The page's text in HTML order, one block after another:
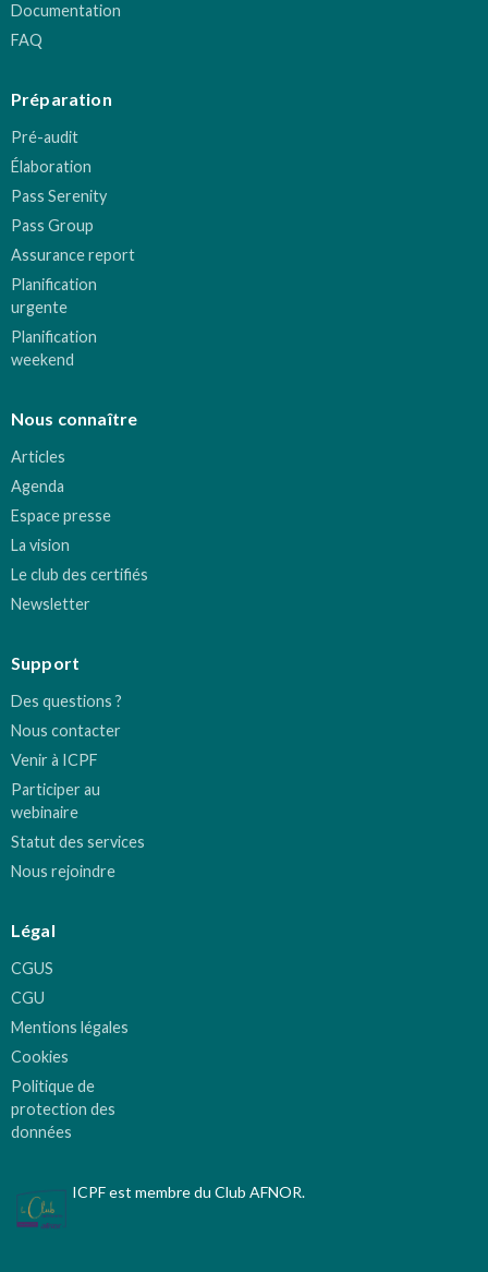
Documentation
FAQ
Préparation
Pré-audit
Élaboration
Pass Serenity
Pass Group
Assurance report
Planification
urgente
Planification
weekend
Nous connaître
Articles
Agenda
Espace presse
La vision
Le club des certifiés
Newsletter
Support
Des questions ?
Nous contacter
Venir à ICPF
Participer au
webinaire
Statut des services
Nous rejoindre
Légal
CGUS
CGU
Mentions légales
Cookies
Politique de
protection des
données
ICPF est membre du Club AFNOR.